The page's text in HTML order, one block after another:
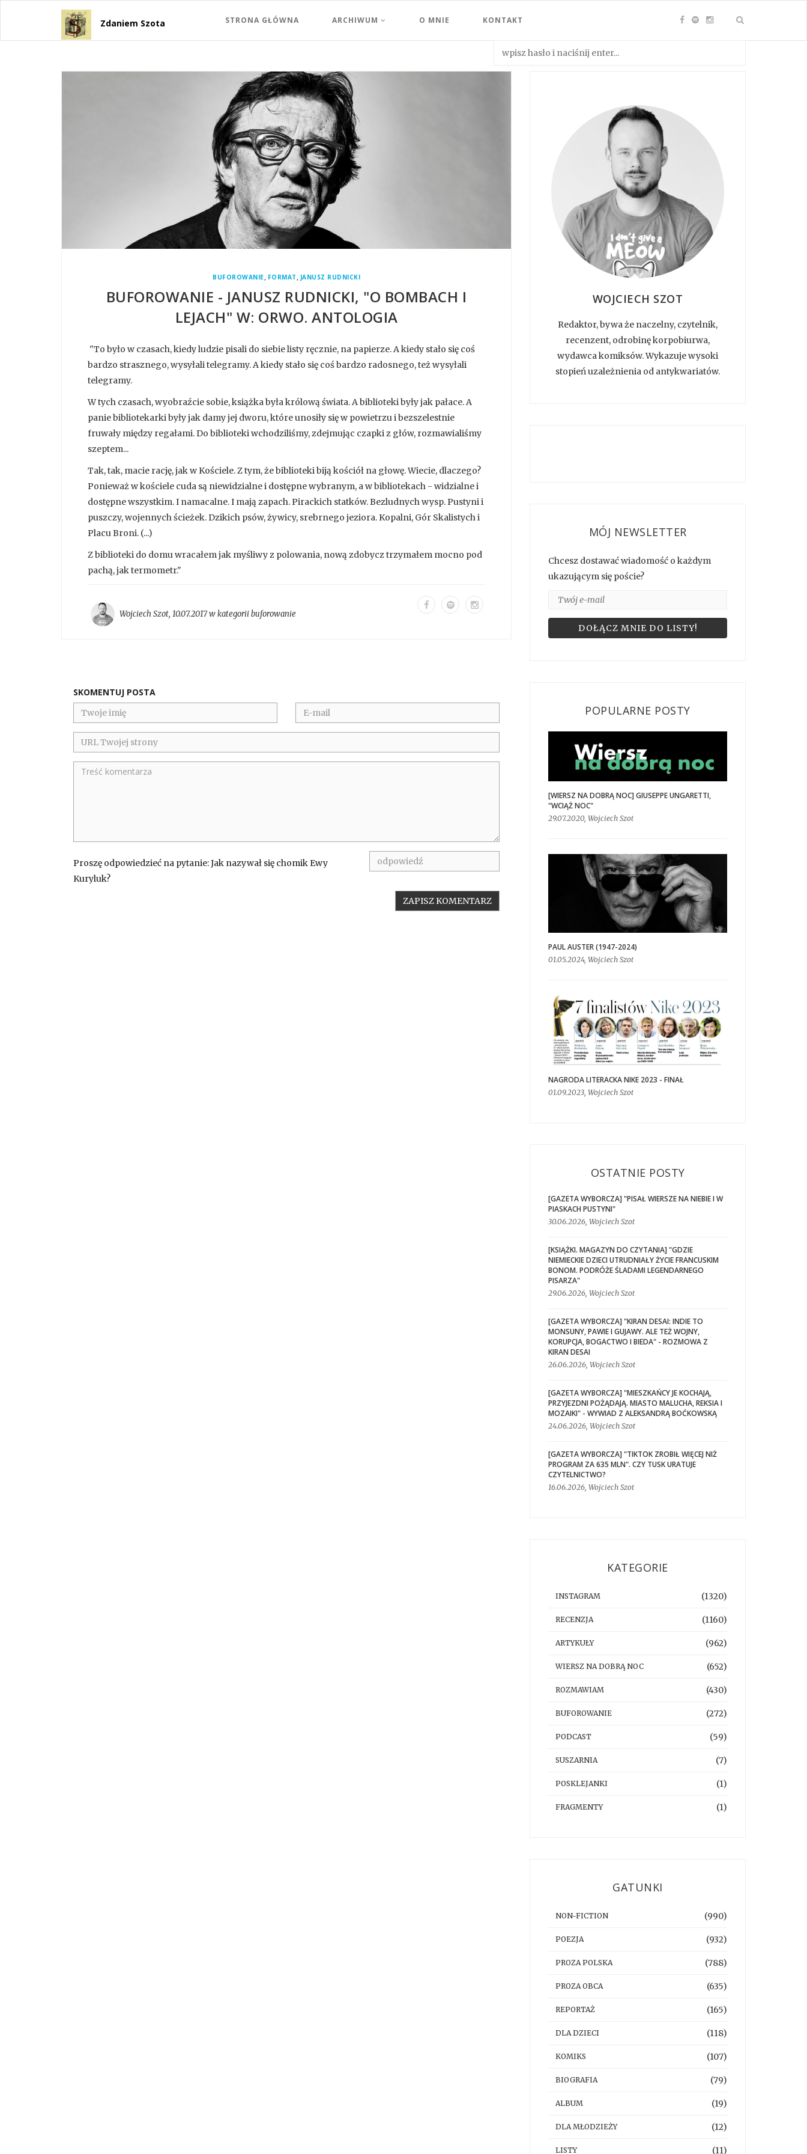
Zdaniem Szota STRONA GŁÓWNA ARCHIWUM O MNIE KONTAKT
BUFOROWANIE, FORMAT, JANUSZ RUDNICKI
BUFOROWANIE - JANUSZ RUDNICKI, "O BOMBACH I
LEJACH" W: ORWO. ANTOLOGIA
"To było w czasach, kiedy ludzie pisali do siebie listy ręcznie, na papierze. A kiedy stało się coś
bardzo strasznego, wysyłali telegramy. A kiedy stało się coś bardzo radosnego, też wysyłali
telegramy.
W tych czasach, wyobraźcie sobie, książka była królową świata. A biblioteki były jak pałace. A
panie bibliotekarki były jak damy jej dworu, które unosiły się w powietrzu i bezszelestnie
fruwały między regałami. Do biblioteki wchodziliśmy, zdejmując czapki z głów, rozmawialiśmy
szeptem...
Tak, tak, macie rację, jak w Kościele. Z tym, że biblioteki biją kościół na głowę. Wiecie, dlaczego?
Ponieważ w kościele cuda są niewidzialne i dostępne wybranym, a w bibliotekach - widzialne i
dostępne wszystkim. I namacalne. I mają zapach. Pirackich statków. Bezludnych wysp. Pustyni i
puszczy, wojennych ścieżek. Dzikich psów, żywicy, srebrnego jeziora. Kopalni, Gór Skalistych i
Placu Broni. (...)
Z biblioteki do domu wracałem jak myśliwy z polowania, nową zdobycz trzymałem mocno pod
pachą, jak termometr."
Wojciech Szot, 10.07.2017 w kategoriibuforowanie
SKOMENTUJ POSTA
Proszę odpowiedzieć na pytanie: Jak nazywał się chomik Ewy
Kuryluk?
WOJCIECH SZOT
Redaktor, bywa że naczelny, czytelnik,
recenzent, odrobinę korpobiurwa,
wydawca komiksów. Wykazuje wysoki
stopień uzależnienia od antykwariatów.
MÓJ NEWSLETTER
Chcesz dostawać wiadomość o każdym
ukazującym się poście?
POPULARNE POSTY
[WIERSZ NA DOBRĄ NOC] GIUSEPPE UNGARETTI,
"WCIĄŻ NOC"
29.07.2020, Wojciech Szot
PAUL AUSTER (1947-2024)
01.05.2024, Wojciech Szot
NAGRODA LITERACKA NIKE 2023 - FINAŁ
01.09.2023, Wojciech Szot
OSTATNIE POSTY
[GAZETA WYBORCZA] "PISAŁ WIERSZE NA NIEBIE I W
PIASKACH PUSTYNI"
30.06.2026, Wojciech Szot
[KSIĄŻKI. MAGAZYN DO CZYTANIA] "GDZIE
NIEMIECKIE DZIECI UTRUDNIAŁY ŻYCIE FRANCUSKIM
BONOM. PODRÓŻE ŚLADAMI LEGENDARNEGO
PISARZA"
29.06.2026, Wojciech Szot
[GAZETA WYBORCZA] "KIRAN DESAI: INDIE TO
MONSUNY, PAWIE I GUJAWY. ALE TEŻ WOJNY,
KORUPCJA, BOGACTWO I BIEDA" - ROZMOWA Z
KIRAN DESAI
26.06.2026, Wojciech Szot
[GAZETA WYBORCZA] "MIESZKAŃCY JE KOCHAJĄ,
PRZYJEZDNI POŻĄDAJĄ. MIASTO MALUCHA, REKSIA I
MOZAIKI" - WYWIAD Z ALEKSANDRĄ BOĆKOWSKĄ
24.06.2026, Wojciech Szot
[GAZETA WYBORCZA] "TIKTOK ZROBIŁ WIĘCEJ NIŻ
PROGRAM ZA 635 MLN". CZY TUSK URATUJE
CZYTELNICTWO?
16.06.2026, Wojciech Szot
KATEGORIE
INSTAGRAM (1320)
RECENZJA (1160)
ARTYKUŁY (962)
WIERSZ NA DOBRĄ NOC (652)
ROZMAWIAM (430)
BUFOROWANIE (272)
PODCAST (59)
SUSZARNIA (7)
POSKLEJANKI (1)
FRAGMENTY (1)
GATUNKI
NON-FICTION (990)
POEZJA (932)
PROZA POLSKA (788)
PROZA OBCA (635)
REPORTAŻ (165)
DLA DZIECI (118)
KOMIKS (107)
BIOGRAFIA (79)
ALBUM (19)
DLA MŁODZIEŻY (12)
LISTY (11)